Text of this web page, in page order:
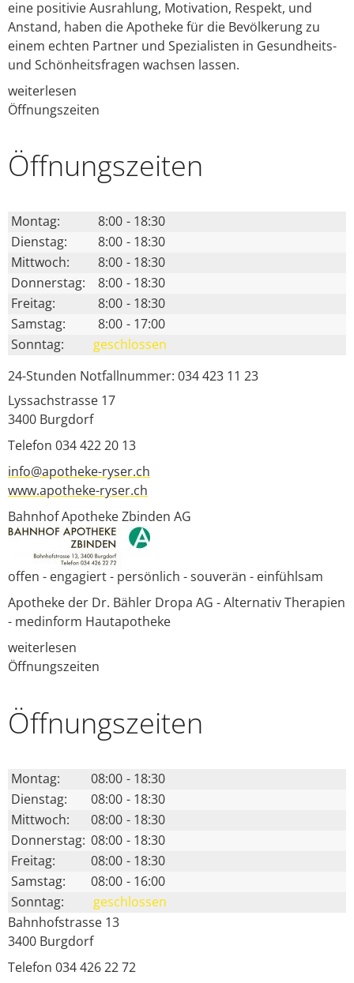
eine positivie Ausrahlung, Motivation, Respekt, und
Anstand, haben die Apotheke für die Bevölkerung zu
einem echten Partner und Spezialisten in Gesundheits-
und Schönheitsfragen wachsen lassen.
weiterlesen
Öffnungszeiten
Öffnungs­zeiten
Montag: 8:00 - 18:30
Dienstag:
8:00 - 18:30
Mittwoch:
8:00 - 18:30
Donnerstag:
8:00 - 18:30
Freitag:
8:00 - 18:30
Samstag:
8:00 - 17:00
Sonntag:
geschlossen
24-Stunden Notfallnummer: 034 423 11 23
Lyssachstrasse 17
3400 Burgdorf
Telefon 034 422 20 13
info@apotheke-ryser.ch
www.apotheke-ryser.ch
Bahnhof Apotheke Zbinden AG
offen - engagiert - persönlich - souverän - einfühlsam
Apotheke der Dr. Bähler Dropa AG - Alternativ Therapien
- medinform Hautapotheke
weiterlesen
Öffnungszeiten
Öffnungs­zeiten
Montag: 08:00 - 18:30
Dienstag:
08:00 - 18:30
Mittwoch:
08:00 - 18:30
Donnerstag: 08:00 - 18:30
Freitag:
08:00 - 18:30
Samstag:
08:00 - 16:00
Sonntag:
geschlossen
Bahnhofstrasse 13
3400 Burgdorf
Telefon 034 426 22 72